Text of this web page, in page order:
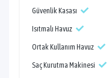
Güvenlik Kasası
Isıtmalı Havuz
Ortak Kullanım Havuz
Saç Kurutma Makinesi